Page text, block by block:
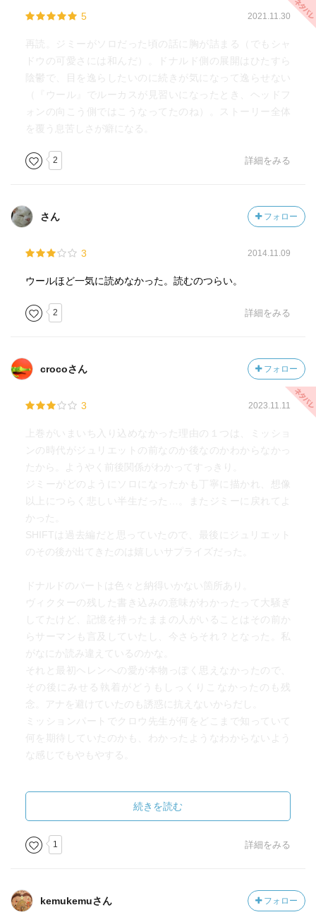
5 2021.11.30
再読。ジミーがソロだった頃の話に胸が詰まる（でもシャ
ドウの可愛さには和んだ）。ドナルド側の展開はひたすら
陰鬱で、目を逸らしたいのに続きが気になって逸らせない
（『ウール』でルーカスが見習いになったとき、ヘッドフ
ォンの向こう側ではこうなってたのね）。ストーリー全体
を覆う息苦しさが癖になる。
2 詳細をみる
さん フォロー
3 2014.11.09
ウールほど一気に読めなかった。読むのつらい。
2 詳細をみる
crocoさん フォロー
3 2023.11.11
上巻がいまいち入り込めなかった理由の１つは、ミッショ
ンの時代がジュリエットの前なのか後なのかわからなかっ
たから。ようやく前後関係がわかってすっきり。
ジミーがどのようにソロになったかも丁寧に描かれ、想像
以上につらく悲しい半生だった…。またジミーに戻れてよ
かった。
SHIFTは過去編だと思っていたので、最後にジュリエット
のその後が出てきたのは嬉しいサプライズだった。
ドナルドのパートは色々と納得いかない箇所あり。
ヴィクターの残した書き込みの意味がわかったって大騒ぎ
してたけど、記憶を持ったままの人がいることはその前か
らサーマンも言及していたし、今さらそれ？となった。私
がなにか読み違えているのかな。
それと最初ヘレンへの愛が本物っぽく思えなかったので、
その後にみせる執着がどうもしっくりこなかったのも残
念。アナを避けていたのも誘惑に抗えないからだし。
ミッションパートでクロウ先生が何をどこまで知っていて
何を期待していたのかも、わかったようなわからないよう
な感じでもやもやする。
ズの旅では20階が産院でその上が小学校と書かれていたの
に、ジュリエットがサイロ17に来たときには13階が産院の
ように書かれていた。
SHIFTでジミーのいた学校は12階と判明。小学校とは別と
記述が誤りで、12階が学校、13階が産院と思われる。
続きを読む
1 詳細をみる
kemukemuさん フォロー